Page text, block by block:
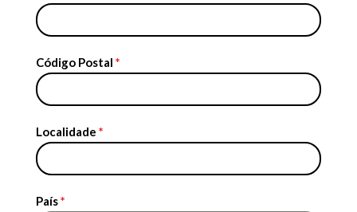
Código Postal *
Localidade *
País*